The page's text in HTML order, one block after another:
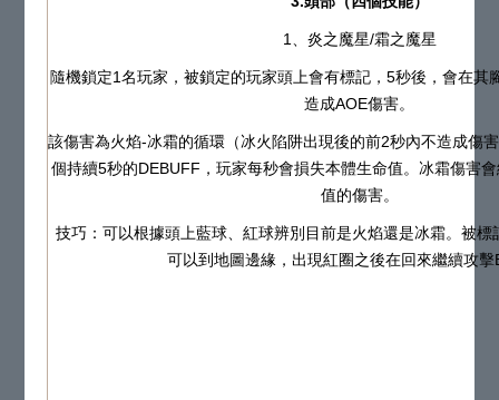
1、炎之魔星/霜之魔星
隨機鎖定1名玩家，被鎖定的玩家頭上會有標記，5秒後，會在其
造成AOE傷害。
該傷害為火焰-冰霜的循環（冰火陷阱出現後的前2秒內不造成傷
個持續5秒的DEBUFF，玩家每秒會損失本體生命值。冰霜傷害
值的傷害。
技巧：可以根據頭上藍球、紅球辨別目前是火焰還是冰霜。被標
可以到地圖邊緣，出現紅圈之後在回來繼續攻擊